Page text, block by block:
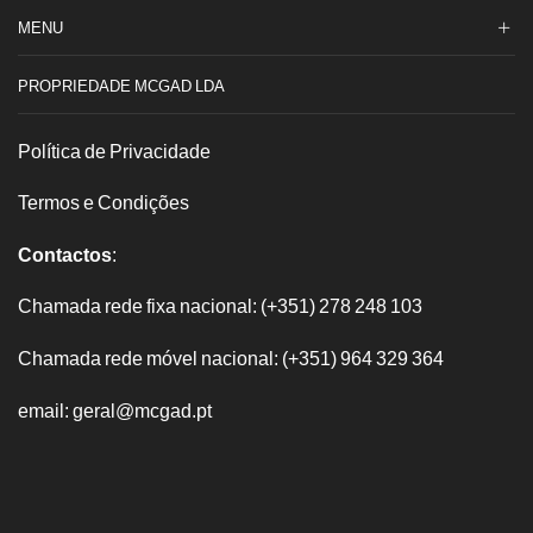
MENU
PROPRIEDADE MCGAD LDA
Política de Privacidade
Termos e Condições
Contactos:
Chamada rede fixa nacional: (+351) 278 248 103
Chamada rede móvel nacional: (+351) 964 329 364
email: geral@mcgad.pt